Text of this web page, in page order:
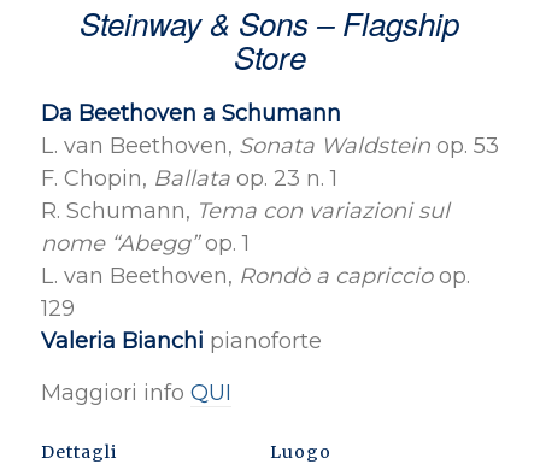
Steinway & Sons – Flagship
Store
Da Beethoven a Schumann
L. van Beethoven, Sonata Waldsteinop. 53
F. Chopin, Ballataop. 23 n. 1
R. Schumann, Tema con variazioni sul
nome “Abegg”op. 1
L. van Beethoven, Rondò a capriccioop.
129
Valeria Bianchi pianoforte
Maggiori info QUI
Dettagli Luogo